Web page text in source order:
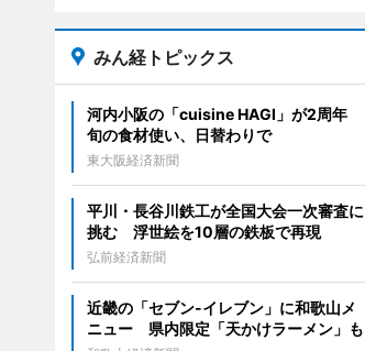
みん経トピックス
河内小阪の「cuisine HAGI」が2周年
旬の食材使い、日替わりで
東大阪経済新聞
平川・長谷川鉄工が全国大会一次審査に
挑む 浮世絵を10層の鉄板で再現
弘前経済新聞
近畿の「セブン-イレブン」に和歌山メ
ニュー 県内限定「天かけラーメン」も